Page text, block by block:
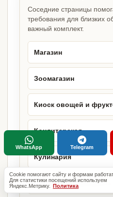
Соседние страницы
требования для близких
важный комплект.
Магазин
Зоомагазин
Киоск овощей и
Кондитерская
Кулинария
Магазин кондитерских
Cookie помогают сайту и формам
Для статистики посещений используем
Яндекс.Метрику. Политика
WhatsApp Telegram